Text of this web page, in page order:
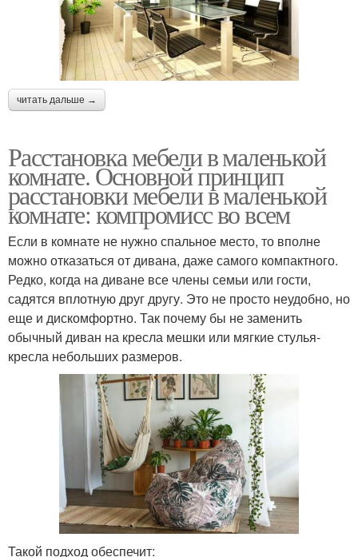
читать дальше →
Расстановка мебели в маленькой
комнате. Основной принцип
расстановки мебели в маленькой
комнате: компромисс во всем
Если в комнате не нужно спальное место, то вполне
можно отказаться от дивана, даже самого компактного.
Редко, когда на диване все члены семьи или гости,
садятся вплотную друг другу. Это не просто неудобно, но
еще и дискомфортно. Так почему бы не заменить
обычный диван на кресла мешки или мягкие стулья-
кресла небольших размеров.
Такой подход обеспечит: